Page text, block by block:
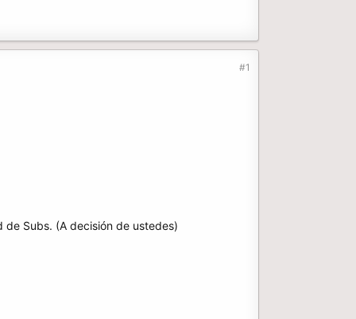
#1
Subs. (A decisión de ustedes)